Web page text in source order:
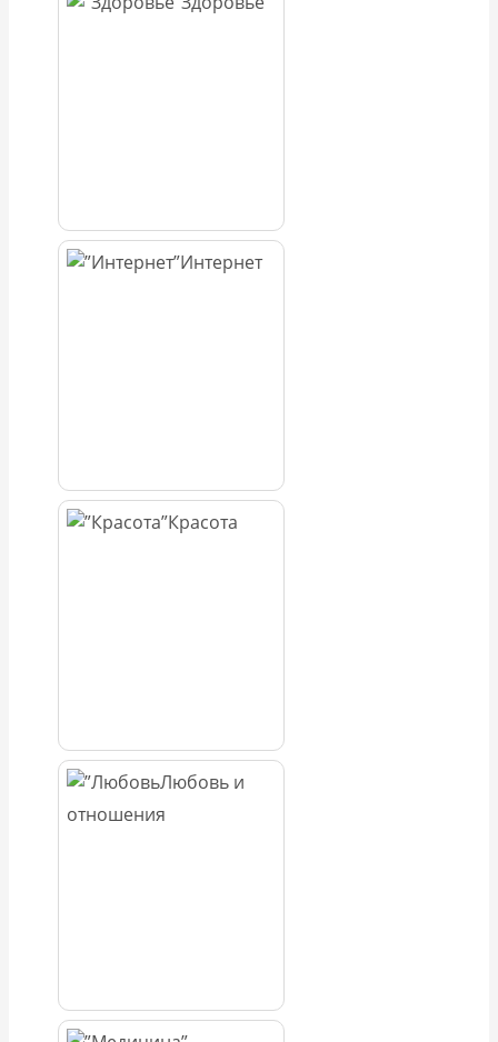
Интернет
Красота
Любовь и
отношения